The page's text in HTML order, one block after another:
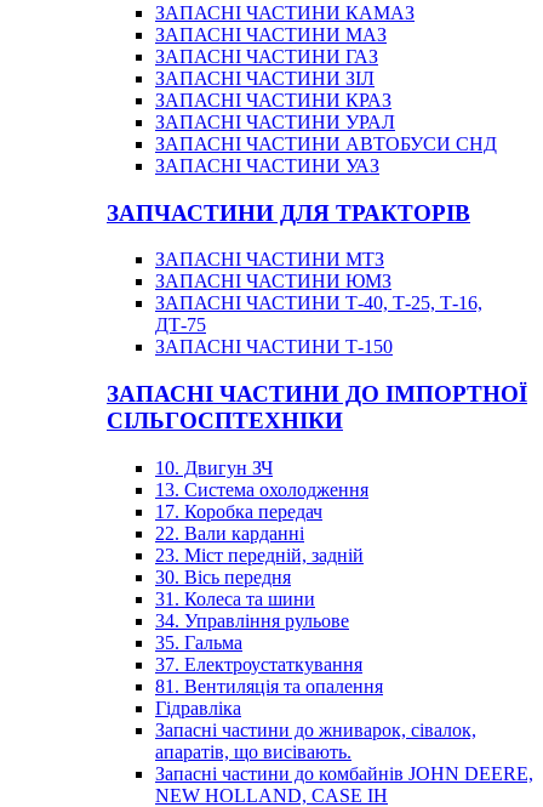
ЗАПАСНІ ЧАСТИНИ КАМАЗ
ЗАПАСНІ ЧАСТИНИ МАЗ
ЗАПАСНІ ЧАСТИНИ ГАЗ
ЗАПАСНІ ЧАСТИНИ ЗІЛ
ЗАПАСНІ ЧАСТИНИ КРАЗ
ЗАПАСНІ ЧАСТИНИ УРАЛ
ЗАПАСНІ ЧАСТИНИ АВТОБУСИ СНД
ЗАПАСНІ ЧАСТИНИ УАЗ
ЗАПЧАСТИНИ ДЛЯ ТРАКТОРІВ
ЗАПАСНІ ЧАСТИНИ МТЗ
ЗАПАСНІ ЧАСТИНИ ЮМЗ
ЗАПАСНІ ЧАСТИНИ Т-40, Т-25, Т-16,
ДТ-75
ЗАПАСНІ ЧАСТИНИ Т-150
ЗАПАСНІ ЧАСТИНИ ДО ІМПОРТНОЇ
СІЛЬГОСПТЕХНІКИ
10. Двигун ЗЧ
13. Система охолодження
17. Коробка передач
22. Вали карданні
23. Міст передній, задній
30. Вісь передня
31. Колеса та шини
34. Управління рульове
35. Гальма
37. Електроустаткування
81. Вентиляція та опалення
Гідравліка
Запасні частини до жниварок, сівалок,
апаратів, що висівають.
Запасні частини до комбайнів JOHN DEERE,
NEW HOLLAND, CASE IH